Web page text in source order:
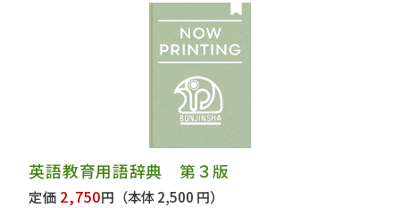
英語教育用語辞典 第３版
定価 2,750円 （本体 2,500 円）